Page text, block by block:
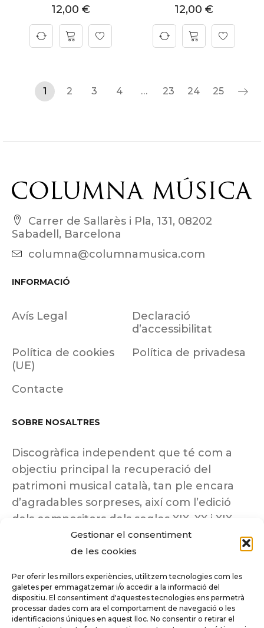
Gestionar el consentiment
de les cookies
Per oferir les millors experiències, utilitzem tecnologies com les
galetes per emmagatzemar i/o accedir a la informació del
dispositiu. El consentiment d'aquestes tecnologies ens permetrà
processar dades com ara el comportament de navegació o les
identificacions úniques en aquest lloc. No consentir o retirar el
12,00 €
12,00 €
1 2 3 4 … 23 24 25
Carrer de Sallarès i Pla, 131, 08202
Sabadell, Barcelona
columna@columnamusica.com
INFORMACIÓ
Avís Legal
Declaració
d’accessibilitat
Política de cookies
(UE)
Política de privadesa
Contacte
SOBRE NOSALTRES
Discogràfica independent que té com a
objectiu principal la recuperació del
patrimoni musical català, tan ple encara
d’agradables sorpreses, així com l’edició
dels compositors dels segles XIX, XX i XIX
insuficientment coneguts.
Tots els drets reservats a ©Columna
Música.